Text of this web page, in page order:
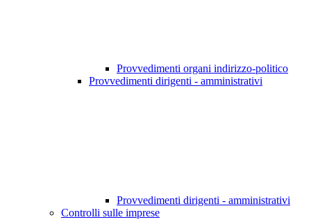
Provvedimenti organi indirizzo-politico
Provvedimenti dirigenti - amministrativi
Provvedimenti dirigenti - amministrativi
Controlli sulle imprese